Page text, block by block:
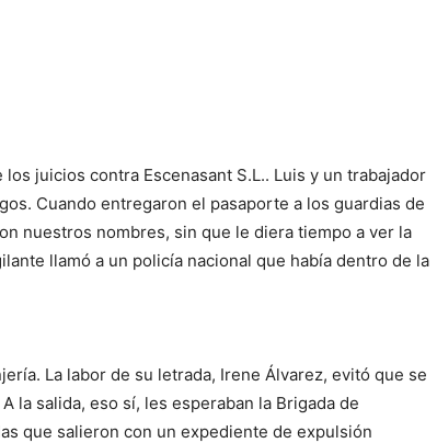
juicios contra Escenasant S.L.. Luis y un trabajador
Cuando entregaron el pasaporte a los guardias de
nuestros nombres, sin que le diera tiempo a ver la
llamó a un policía nacional que había dentro de la
La labor de su letrada, Irene Álvarez, evitó que se
la salida, eso sí, les esperaban la Brigada de
que salieron con un expediente de expulsión